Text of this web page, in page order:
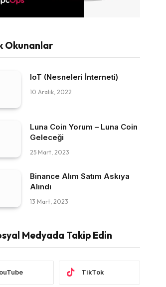
Okunanlar
IoT (Nesneleri İnterneti)
10 Aralık, 2022
Luna Coin Yorum – Luna Coin
Geleceği
25 Mart, 2023
Binance Alım Satım Askıya
Alındı
13 Mart, 2023
Medyada Takip Edin
TikTok